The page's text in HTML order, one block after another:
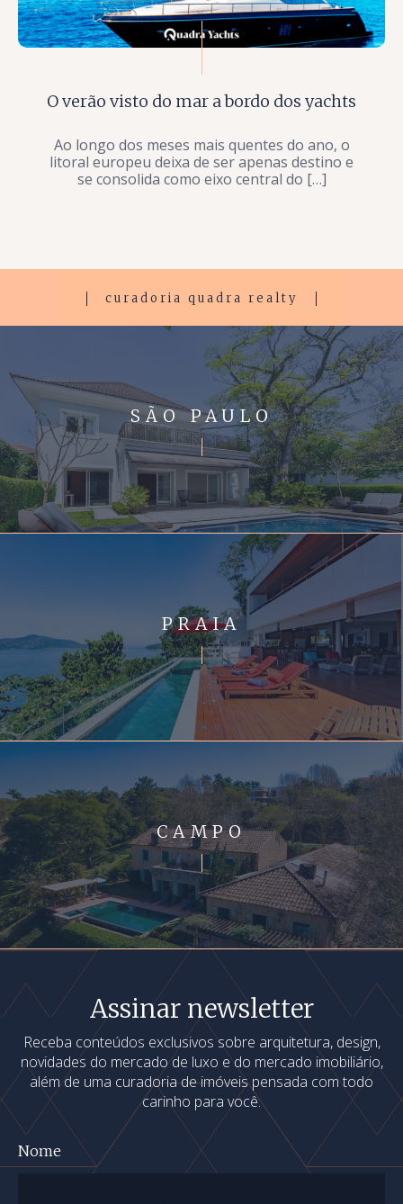
O verão visto do mar a bordo dos yachts
Ao longo dos meses mais quentes do ano, o
litoral europeu deixa de ser apenas destino e
se consolida como eixo central do […]
curadoria quadra realty
SÃO PAULO
PRAIA
CAMPO
Assinar newsletter
Receba conteúdos exclusivos sobre arquitetura, design,
novidades do mercado de luxo e do mercado imobiliário,
além de uma curadoria de imóveis pensada com todo
carinho para você.
Nome